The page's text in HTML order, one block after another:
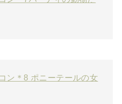
ン＊8 ポニーテールの女